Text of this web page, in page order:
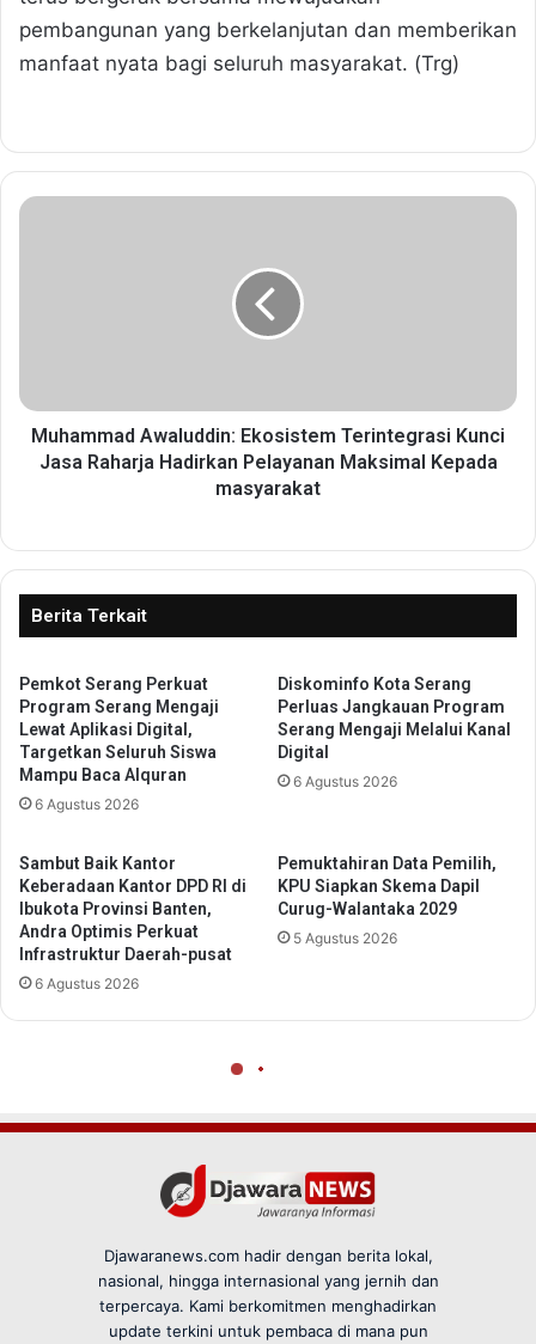
Djawaranews.com hadir dengan berita lokal,
nasional, hingga internasional yang jernih dan
terpercaya. Kami berkomitmen menghadirkan
update terkini untuk pembaca di mana pun